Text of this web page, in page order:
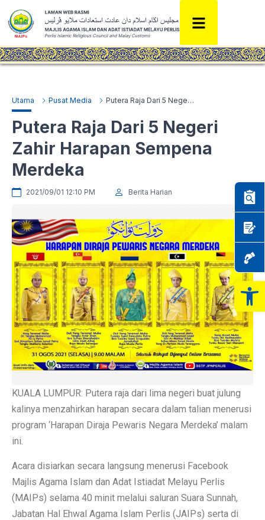
Utama Pusat Media Putera Raja Dari 5 Negeri Zahir Harapan Sempena Merdeka
Putera Raja Dari 5 Negeri
Zahir Harapan Sempena
Merdeka
2021/09/01 12:10 PM Berita Harian
KUALA LUMPUR: Putera raja dari lima negeri buat julung
kalinya menzahirkan harapan secara dalam talian menerusi
program ‘Harapan Diraja Pewaris Negara Merdeka’ malam
ini.
Acara disiarkan secara langsung menerusi Facebook
Majlis Agama Islam dan Adat Istiadat Melayu Perlis
(MAIPs) selama 40 minit melalui saluran Suara Sunnah,
Jabatan Hal Ehwal Agama Islam Perlis (JAIPs) serta di